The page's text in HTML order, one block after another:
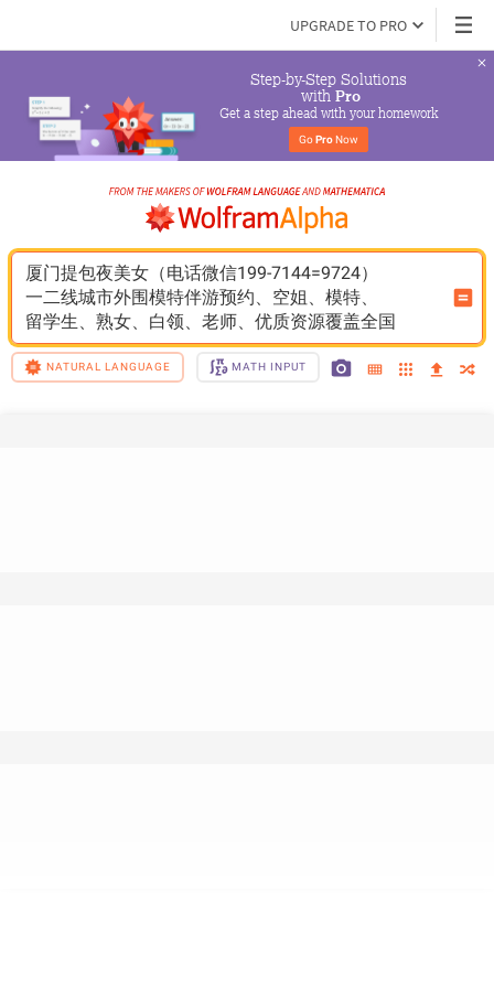
UPGRADE TO PRO
Step-by-Step Solutions
with Pro
Get a step ahead with your homework
Go Pro Now
厦门提包夜美女（电话微信199-7144=9724）
一二线城市外围模特伴游预约、空姐、模特、
留学生、熟女、白领、老师、优质资源覆盖全国
NATURAL LANGUAGE MATH INPUT